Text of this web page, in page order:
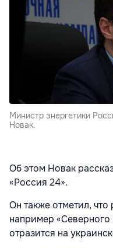
Министр энергетики
Новак.
Об этом Новак
«Россия 24».
Он также отметил, что
например «Северного
отразится на